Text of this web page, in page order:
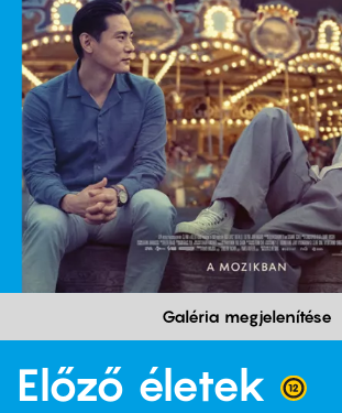
Galéria megjelenítése
Előző életek